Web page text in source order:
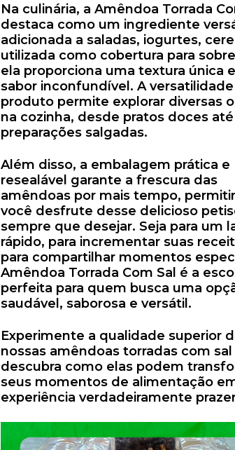
Na culinária, a Amêndoa Torrada
destaca como um ingrediente
adicionada a saladas, iogurtes,
utilizada como cobertura para
ela proporciona uma textura única
sabor inconfundível. A
produto permite explorar diversas
na cozinha, desde pratos doces até
preparações salgadas.
Além disso, a embalagem prática e
resealável garante a frescura das
amêndoas por mais tempo,
você desfrute desse delicioso
sempre que desejar. Seja para um
rápido, para incrementar suas
para compartilhar momentos
Amêndoa Torrada Com Sal é a
perfeita para quem busca uma
saudável, saborosa e versátil.
Experimente a qualidade superior
nossas amêndoas torradas com sal
descubra como elas podem
seus momentos de alimentação
experiência verdadeiramente